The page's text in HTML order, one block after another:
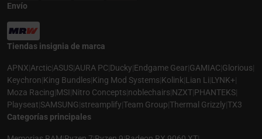
Envío
Tiendas insignia de marca
APNX|Arctic|ASUS|AURA PC|Ducky|Endgame Gear|GAMIAC|Glorious|
Keychron|King Bundles|King Mod Systems|Kolink|Lian Li|LYNK+|
Moza Racing|MSI|Nitro Concepts|noblechairs|NZXT|PHANTEKS|
Playseat|SAMSUNG|streamplify|Team Group|Thermal Grizzly|TX3
Categorías principales